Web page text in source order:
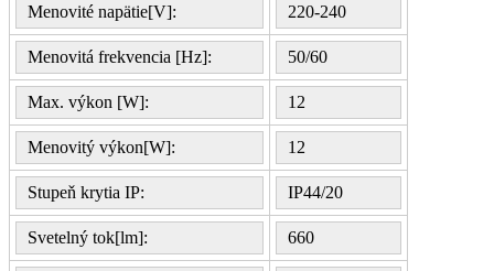
Menovité napätie[V]: 220-240
Menovitá frekvencia [Hz]: 50/60
Max. výkon [W]: 12
Menovitý výkon[W]: 12
Stupeň krytia IP: IP44/20
Svetelný tok[lm]: 660